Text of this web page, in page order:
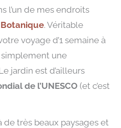
l’un de mes endroits
. Véritable
voyage d’1 semaine à
simplement une
jardin est d’ailleurs
de l’UNESCO (et c’est
de très beaux paysages et